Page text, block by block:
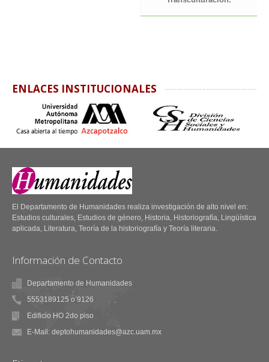
ENLACES INSTITUCIONALES
El Departamento de Humanidades realiza investigación de alto nivel en:
Estudios culturales, Estudios de género, Historia, Historiografía, Lingüística
aplicada, Literatura, Teoría de la historiografía y Teoría literaria.
Información de Contacto
Departamento de Humanidades
5553189125 o 9126
Edificio HO 2do piso
E-Mail: deptohumanidades@azc.uam.mx